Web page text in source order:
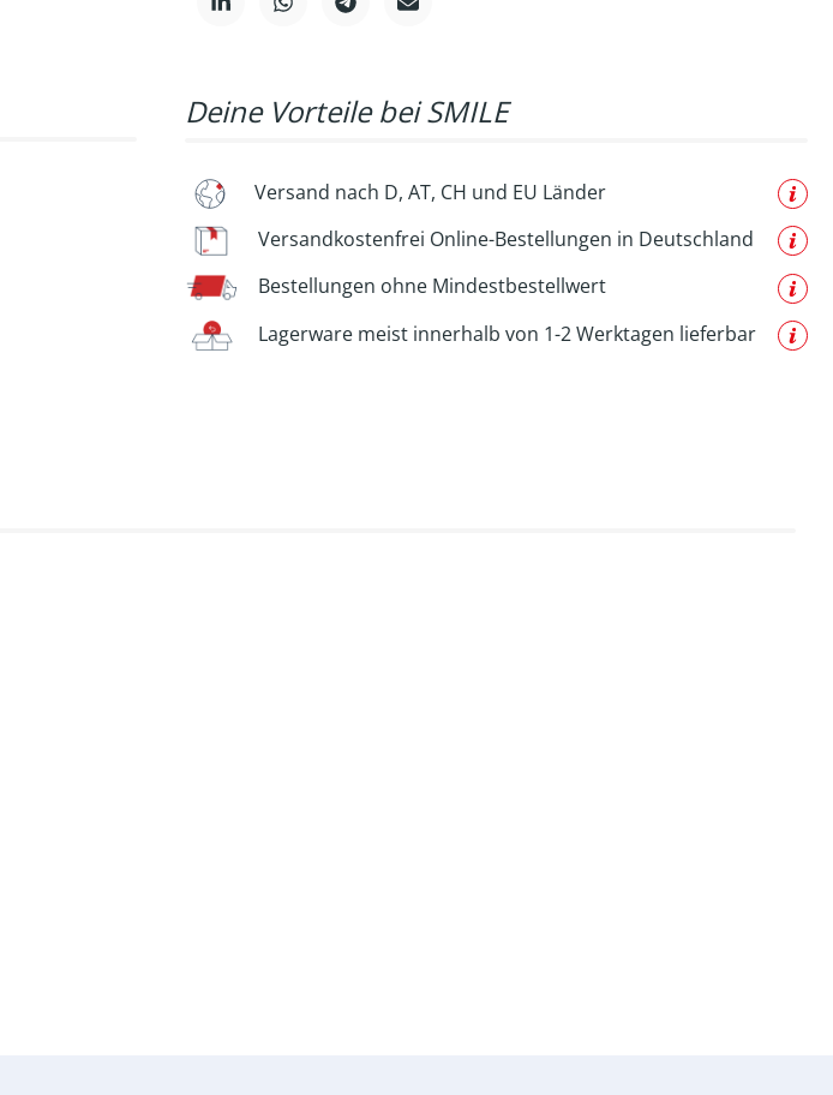
Deine Vorteile bei SMILE
Versand nach D, AT, CH und EU Länder
Versandkostenfrei Online-Bestellungen in Deutschland
Bestellungen ohne Mindestbestellwert
Lagerware meist innerhalb von 1-2 Werktagen lieferbar